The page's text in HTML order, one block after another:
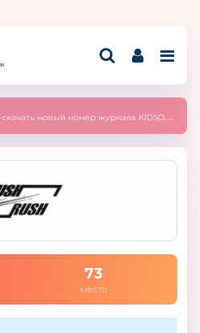
новый номер журнала KIDSOBOZ 2025 (сентябрь)
73
место